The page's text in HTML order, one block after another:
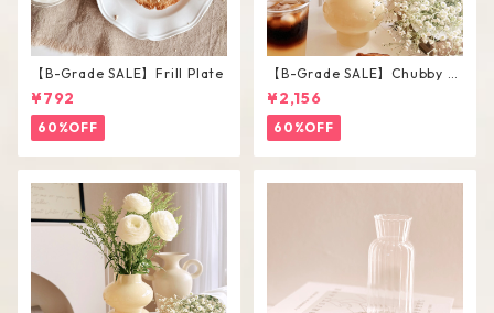
【B-Grade SALE】Frill Plate
¥792
60%OFF
【B-Grade SALE】Chubby V
ase / L
¥2,156
60%OFF